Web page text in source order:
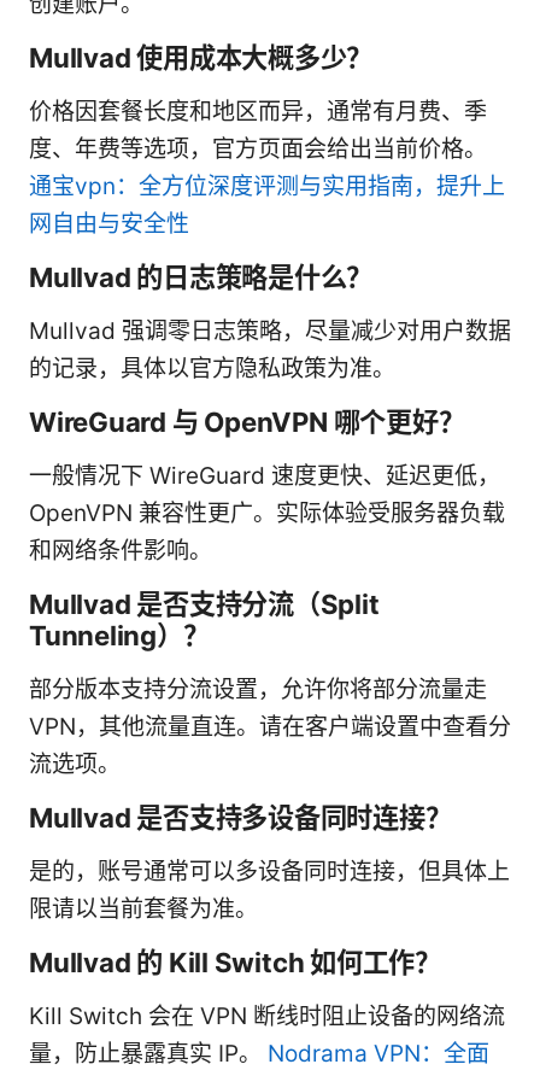
Mullvad 使用成本大概多少？
价格因套餐长度和地区而异，通常有月费、季
度、年费等选项，官方页面会给出当前价格。
通宝vpn：全方位深度评测与实用指南，提升上
网自由与安全性
Mullvad 的日志策略是什么？
Mullvad 强调零日志策略，尽量减少对用户数据
的记录，具体以官方隐私政策为准。
WireGuard 与 OpenVPN 哪个更好？
一般情况下 WireGuard 速度更快、延迟更低，
OpenVPN 兼容性更广。实际体验受服务器负载
和网络条件影响。
Mullvad 是否支持分流（Split
Tunneling）？
部分版本支持分流设置，允许你将部分流量走
VPN，其他流量直连。请在客户端设置中查看分
流选项。
Mullvad 是否支持多设备同时连接？
是的，账号通常可以多设备同时连接，但具体上
限请以当前套餐为准。
Mullvad 的 Kill Switch 如何工作？
Kill Switch 会在 VPN 断线时阻止设备的网络流
量，防止暴露真实 IP。 Nodrama VPN：全面